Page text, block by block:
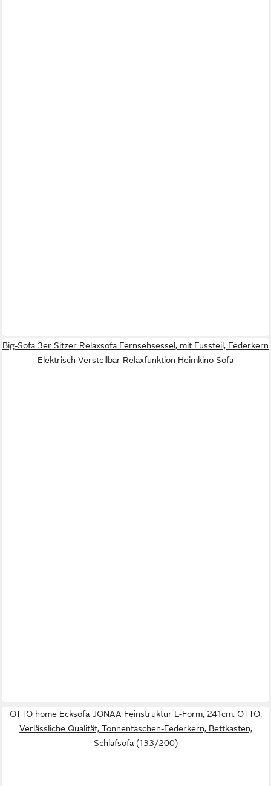
Big-Sofa 3er Sitzer Relaxsofa Fernsehsessel, mit Fussteil, Federkern
Elektrisch Verstellbar Relaxfunktion Heimkino Sofa
OTTO home Ecksofa JONAA Feinstruktur L-Form, 241cm. OTTO.
Verlässliche Qualität, Tonnentaschen-Federkern, Bettkasten,
Schlafsofa (133/200)